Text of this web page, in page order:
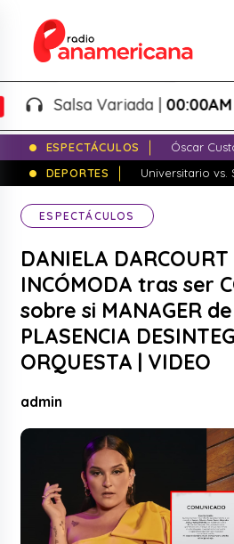
Salsa Variada |00:00AM -
ESPECTÁCULOS
Óscar
DEPORTES
Universitario
ESPECTÁCULOS
DANIELA
INCÓMODA tras ser
sobre si MANAGER
PLASENCIA
ORQUESTA | VIDEO
admin